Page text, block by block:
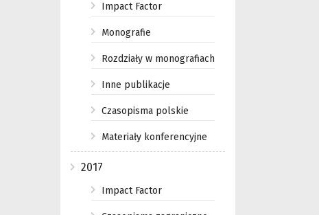
Impact Factor
Monografie
Rozdziały w monografiach
Inne publikacje
Czasopisma polskie
Materiały konferencyjne
2017
Impact Factor